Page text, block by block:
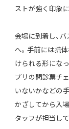
ストが強く印象に
会場に到着し、
へ。手前には抗
けられる形にな
プリの問診票チ
いないかなどの
かざしてから入
タッフが担当して